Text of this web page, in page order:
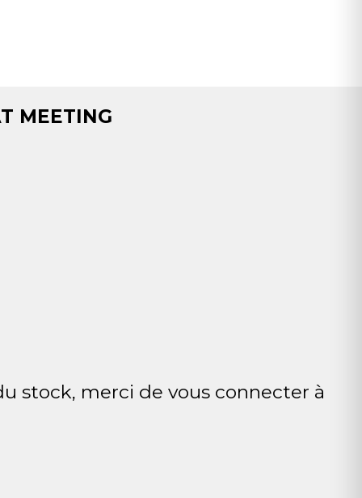
MEETING
stock, merci de vous connecter à